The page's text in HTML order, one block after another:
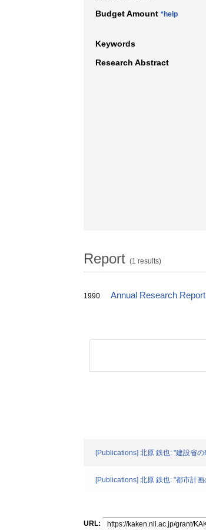
Budget Amount *help
Keywords
Research Abstract
Report (1 results)
1990 Annual Research Report
[Publications] 北原 鉄也: "建設省
[Publications] 北原 鉄也: "都市計
URL: